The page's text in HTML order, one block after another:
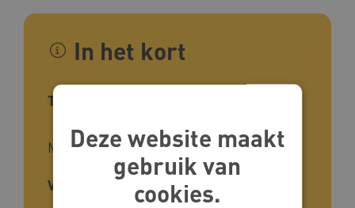
In het kort
Type tool
Methode
Voor wie
Deze website maakt
gebruik van
cookies.